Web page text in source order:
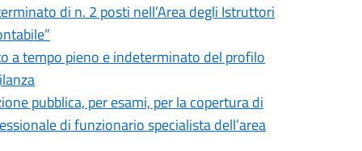
di n. 2 posti nell’Area degli Istruttori
a tempo pieno e indeterminato del profilo
pubblica, per esami, per la copertura di
di funzionario specialista dell’area